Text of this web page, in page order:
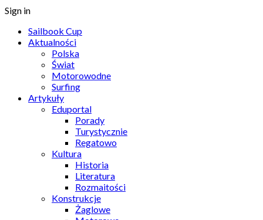
Sign in
Sailbook Cup
Aktualności
Polska
Świat
Motorowodne
Surfing
Artykuły
Eduportal
Porady
Turystycznie
Regatowo
Kultura
Historia
Literatura
Rozmaitości
Konstrukcje
Żaglowe